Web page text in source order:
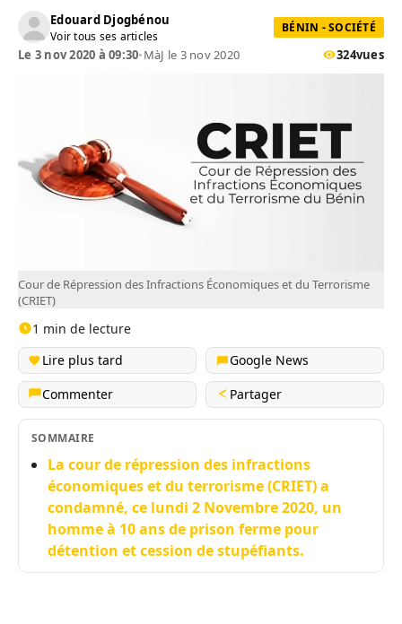
Edouard Djogbénou
Voir tous ses articles
BÉNIN - SOCIÉTÉ
Le 3 nov 2020 à 09:30•MàJ le 3 nov 2020 324vues
Cour de Répression des Infractions Économiques et du Terrorisme
(CRIET)
1 min de lecture
Lire plus tard
Google News
Commenter
Partager
SOMMAIRE
La cour de répression des infractions
économiques et du terrorisme (CRIET) a
condamné, ce lundi 2 Novembre 2020, un
homme à 10 ans de prison ferme pour
détention et cession de stupéfiants.